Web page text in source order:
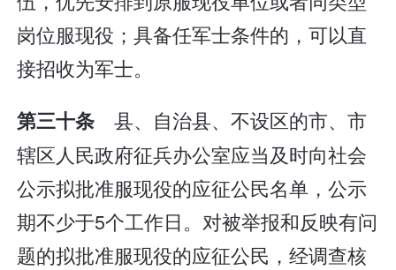
岗位服现役；具备任军士条件的，可以直
接招收为军士。
第三十条 县、自治县、不设区的市、市
辖区人民政府征兵办公室应当及时向社会
公示拟批准服现役的应征公民名单，公示
期不少于5个工作日。对被举报和反映有问
题的拟批准服现役的应征公民，经调查核